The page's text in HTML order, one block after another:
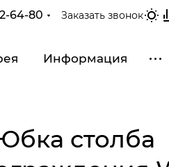
64-80 Заказать звонок
Информация
столба